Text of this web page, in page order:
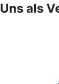
Uns als